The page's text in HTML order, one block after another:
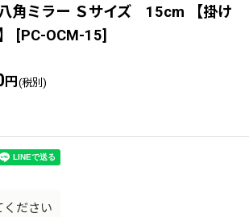
角ミラー Ｓサイズ 15cm 【掛け
[PC-OCM-15]
円 (税別)
ください